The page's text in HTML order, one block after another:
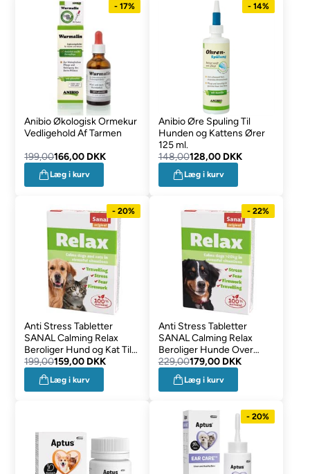
- 17%
Anibio Økologisk Ormekur
Vedligehold Af Tarmen
199,00166,00 DKK
Læg i kurv
- 14%
Anibio Øre Spuling Til
Hunden og Kattens Ører
125 ml.
148,00128,00 DKK
Læg i kurv
- 20%
Anti Stress Tabletter
SANAL Calming Relax
Beroliger Hund og Kat Til
20 kg
199,00159,00 DKK
Læg i kurv
- 22%
Anti Stress Tabletter
SANAL Calming Relax
Beroliger Hunde Over
20kg
229,00179,00 DKK
Læg i kurv
- 20%